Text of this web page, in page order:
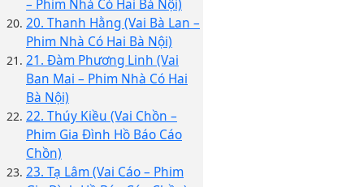
– Phim Nhà Có Hai Bà Nội)
20. Thanh Hằng (Vai Bà Lan –
Phim Nhà Có Hai Bà Nội)
21. Đàm Phương Linh (Vai
Ban Mai – Phim Nhà Có Hai
Bà Nội)
22. Thúy Kiều (Vai Chồn –
Phim Gia Đình Hồ Báo Cáo
Chồn)
23. Tạ Lâm (Vai Cáo – Phim